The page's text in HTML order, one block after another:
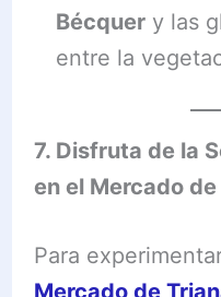
Bécquery las
entre la
7. Disfruta de la
en el Mercado de
Para
Mercado de